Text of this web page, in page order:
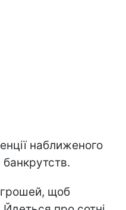
наближеного
грошей, щоб